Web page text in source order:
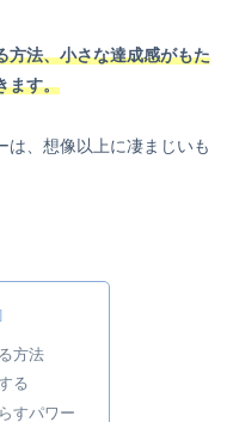
方法、小さな達成感がもた
ます。
は、想像以上に凄まじいも
方法
る
すパワー